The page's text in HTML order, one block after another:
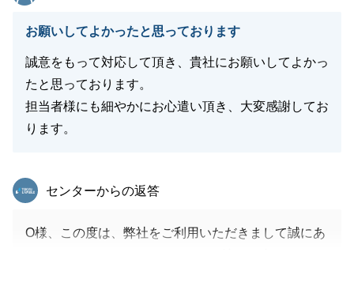
お願いしてよかったと思っております
誠意をもって対応して頂き、貴社にお願いしてよかっ
たと思っております。
担当者様にも細やかにお心遣い頂き、大変感謝してお
ります。
東急リバブル
センターからの返答
O様、この度は、弊社をご利用いただきまして誠にあ